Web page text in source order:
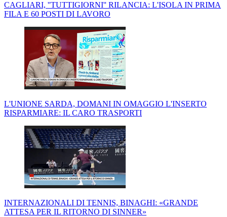
CAGLIARI, ''TUTTIGIORNI'' RILANCIA: L'ISOLA IN PRIMA
FILA E 60 POSTI DI LAVORO
L'UNIONE SARDA, DOMANI IN OMAGGIO L'INSERTO
RISPARMIARE: IL CARO TRASPORTI
INTERNAZIONALI DI TENNIS, BINAGHI: «GRANDE
ATTESA PER IL RITORNO DI SINNER»